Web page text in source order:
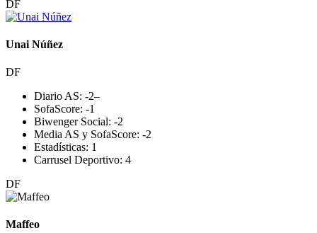
DF
Unai Núñez
DF
Diario AS: -2–
SofaScore: -1
Biwenger Social: -2
Media AS y SofaScore: -2
Estadísticas: 1
Carrusel Deportivo: 4
DF
Maffeo